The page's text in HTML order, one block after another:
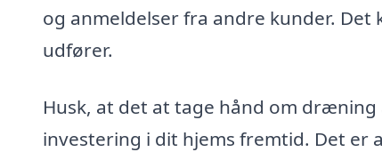
og anmeldelser fra andre kunder.
udfører.
Husk, at det at tage hånd om
investering i dit hjems fremtid. Det